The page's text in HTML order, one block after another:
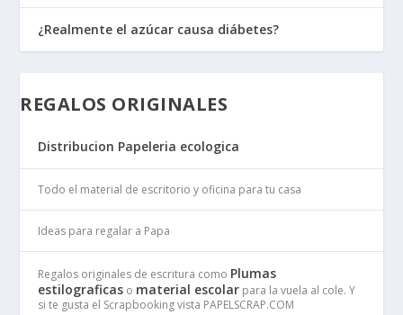
¿Realmente el azúcar causa diábetes?
REGALOS ORIGINALES
Distribucion Papeleria ecologica
Todo el material de escritorio y oficina para tu casa
Ideas para regalar a Papa
Regalos originales de escritura como Plumas
estilograficas o material escolar para la vuela al cole. Y
si te gusta el Scrapbooking vista PAPELSCRAP.COM